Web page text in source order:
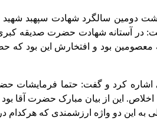
دومین سالگرد شهادت سپهبد
در آستانه شهادت حضرت صدیقه
بود و افتخارش این بود که
کرد و گفت: حتما فرمایشات
این از بیان مبارک حضرت آقا
این دو واژه ارزشمندی که هرکدام